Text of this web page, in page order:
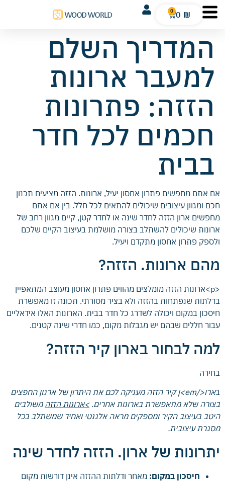
0 ₪
0
המדריך השלם
למעבר ארונות
הזזה: פתרונות
חכמים לכל חדר
בבית
אם אתם מחפשים פתרון אחסון יעיל, ארונות. הזזה מציעים תכנון
חכם ומגוון עיצובים שיכולים להתאים לכל חלל. בין אם אתם
מחפשים ארון הזזה לחדר שינה או לחדר קטן, קיים מגוון רחב של
ארונות שיכולים להשתלב בצורה מושלמת בעיצוב הקיים שלכם
ולספק פתרון אחסון מתקדם ויעיל.
מהם ארונות. הזזה?
<p>ארונות הזזה מומלצים מהווים פתרון אחסון מעוצב המתאפיין
בדלתות שנפתחות בהזזה ולא בציר מסורתי. תכונה זו מאפשרת
חיסכון במקום ויכולה לשדרג כל חדר בבית. הארונות האלו אידאליים
עבור חללים שבהם יש מגבלות מקום, כמו חדרי שינה קטנים.
למה לבחור בארון קיר הזזה?
בחירה
ב
ארו</em>ן קיר הזזה מעניקה לכם את היתרון של ארגון החפצים
בצורה שלא מתאפשרת בארונות אחרים.>ארונות הזזה משולבים
היטב בעיצוב הקיר ומספקים מראה אלגנטי ואחיד שמשתלב בכל
מסגרת עיצובית.
יתרונות של ארון. הזזה לחדר שינה
חיסכון במקום: מאחר ודלתות ההזזה אינן דורשות מקום